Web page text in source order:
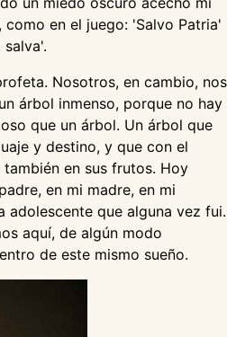
en el juego: 'Salvo Patria'
Nosotros, en cambio, nos
árbol inmenso, porque no hay
que un árbol. Un árbol que
y destino, y que con el
en sus frutos. Hoy
en mi madre, en mi
adolescente que alguna vez fui.
aquí, de algún modo
de este mismo sueño.